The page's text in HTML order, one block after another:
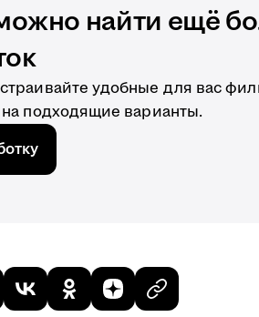
найти ещё
удобные для вас
на подходящие варианты.